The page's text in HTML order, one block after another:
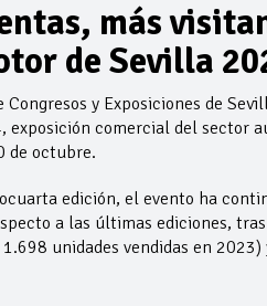
más
de Sevilla
Congresos y Exposiciones de
exposición comercial del sector
de octubre.
edición, el evento ha
a las últimas ediciones,
unidades vendidas en